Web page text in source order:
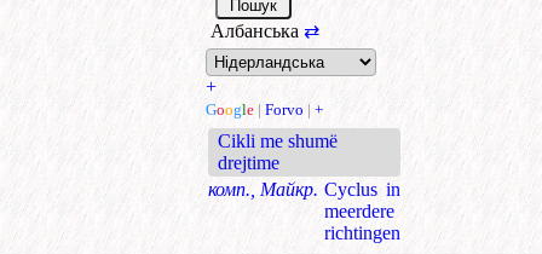
Албанська ⇄
+
Google | Forvo | +
Cikli me shumë
drejtime
комп., Майкр. Cyclus in
meerdere
richtingen